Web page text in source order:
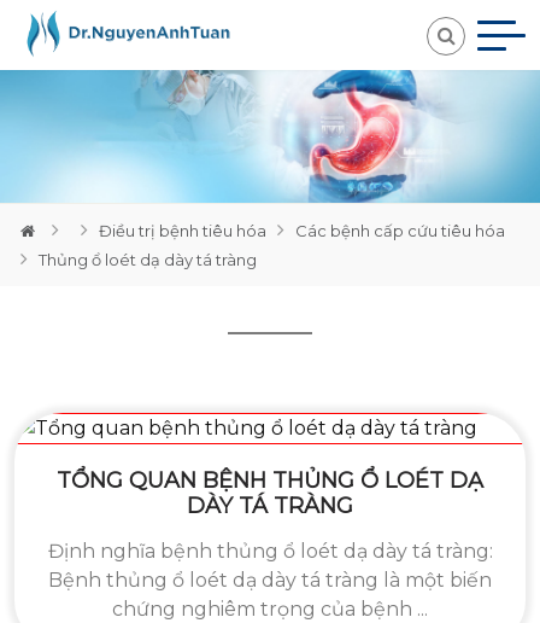
Loading...
Điều trị bệnh tiêu hóa
Các bệnh cấp cứu tiêu hóa
Thủng ổ loét dạ dày tá tràng
TỔNG QUAN BỆNH THỦNG Ổ LOÉT DẠ
DÀY TÁ TRÀNG
Định nghĩa bệnh thủng ổ loét dạ dày tá tràng:
Bệnh thủng ổ loét dạ dày tá tràng là một biến
chứng nghiêm trọng của bệnh ...